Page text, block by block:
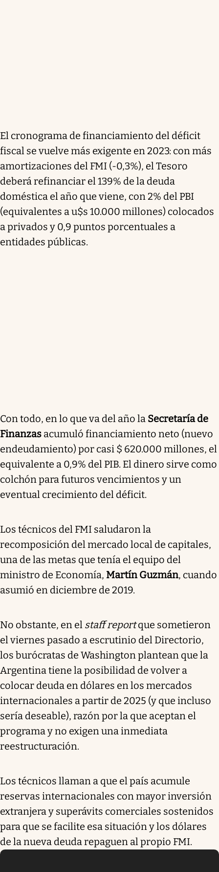
El cronograma de financiamiento del déficit
fiscal se vuelve más exigente en 2023: con más
amortizaciones del FMI (-0,3%), el Tesoro
deberá refinanciar el 139% de la deuda
doméstica el año que viene, con 2% del PBI
(equivalentes a u$s 10.000 millones) colocados
a privados y 0,9 puntos porcentuales a
entidades públicas.
Con todo, en lo que va del año la Secretaría de
Finanzas acumuló financiamiento neto (nuevo
endeudamiento) por casi $ 620.000 millones, el
equivalente a 0,9% del PIB. El dinero sirve como
colchón para futuros vencimientos y un
eventual crecimiento del déficit.
Los técnicos del FMI saludaron la
recomposición del mercado local de capitales,
una de las metas que tenía el equipo del
ministro de Economía, Martín Guzmán, cuando
asumió en diciembre de 2019.
No obstante, en el staff reportque sometieron
el viernes pasado a escrutinio del Directorio,
los burócratas de Washington plantean que la
Argentina tiene la posibilidad de volver a
colocar deuda en dólares en los mercados
internacionales a partir de 2025 (y que incluso
sería deseable), razón por la que aceptan el
programa y no exigen una inmediata
reestructuración.
Los técnicos llaman a que el país acumule
reservas internacionales con mayor inversión
extranjera y superávits comerciales sostenidos
para que se facilite esa situación y los dólares
de la nueva deuda repaguen al propio FMI.